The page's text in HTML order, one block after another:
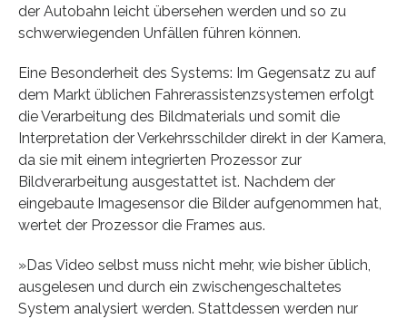
der Autobahn leicht übersehen werden und so zu
schwerwiegenden Unfällen führen können.
Eine Besonderheit des Systems: Im Gegensatz zu auf
dem Markt üblichen Fahrerassistenzsystemen erfolgt
die Verarbeitung des Bildmaterials und somit die
Interpretation der Verkehrsschilder direkt in der Kamera,
da sie mit einem integrierten Prozessor zur
Bildverarbeitung ausgestattet ist. Nachdem der
eingebaute Imagesensor die Bilder aufgenommen hat,
wertet der Prozessor die Frames aus.
»Das Video selbst muss nicht mehr, wie bisher üblich,
ausgelesen und durch ein zwischengeschaltetes
System analysiert werden. Stattdessen werden nur